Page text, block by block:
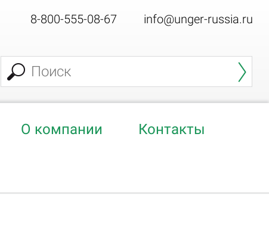
8-800-555-08-67 info@unger-russia.ru
О компании Контакты